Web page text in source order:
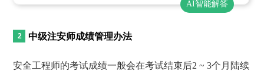
AI智能解答
中级注安师成绩管理办法
安全工程师的考试成绩一般会在考试结束后2 ~ 3个月陆续